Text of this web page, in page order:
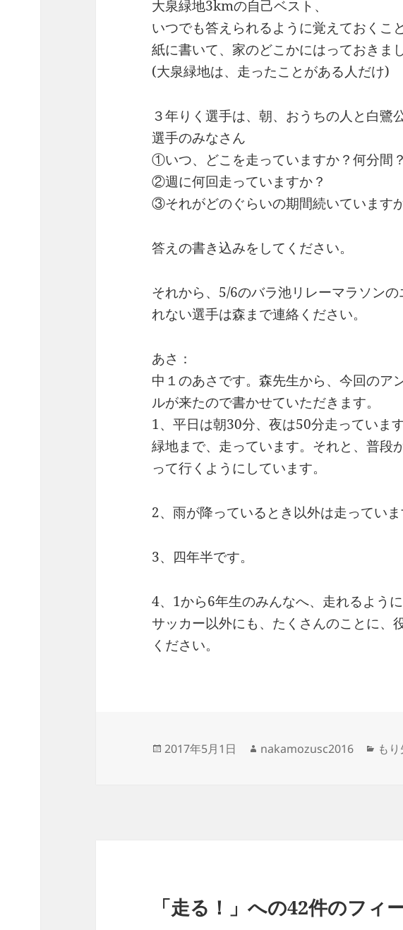
大泉緑地3kmの自己ベスト、
いつでも答えられるように覚えておくこ
紙に書いて、家のどこかにはっておきま
(大泉緑地は、走ったことがある人だけ)
３年りく選手は、朝、おうちの人と白鷺
選手のみなさん
①いつ、どこを走っていますか？何分間
②週に何回走っていますか？
③それがどのぐらいの期間続いています
答えの書き込みをしてください。
それから、5/6のバラ池リレーマラソン
れない選手は森まで連絡ください。
あさ：
中１のあさです。森先生から、今回のア
ルが来たので書かせていただきます。
1、平日は朝30分、夜は50分走っていま
緑地まで、走っています。それと、普段
って行くようにしています。
2、雨が降っているとき以外は走っていま
3、四年半です。
4、1から6年生のみんなへ、走れるように
サッカー以外にも、たくさんのことに、
ください。
投
2017年5月1日
作
nakamozusc2016
カ
も
「走る！」への42件のフィ